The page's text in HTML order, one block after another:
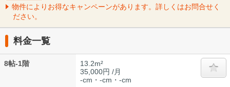
物件によりお得なキャンペーンがあります。詳しくはお問合せく
ださい。
料金一覧
8帖-1階
13.2m²
35,000円 /月
-cm・-cm・-cm